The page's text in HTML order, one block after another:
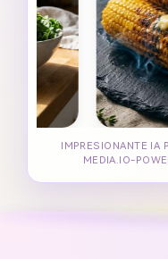
IMPRESIONANTE IA
MEDIA.IO-